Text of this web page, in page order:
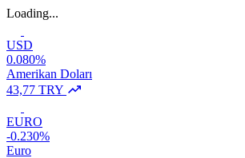
Loading...
USD
0.080%
Amerikan Doları
43,77 TRY
EURO
-0.230%
Euro